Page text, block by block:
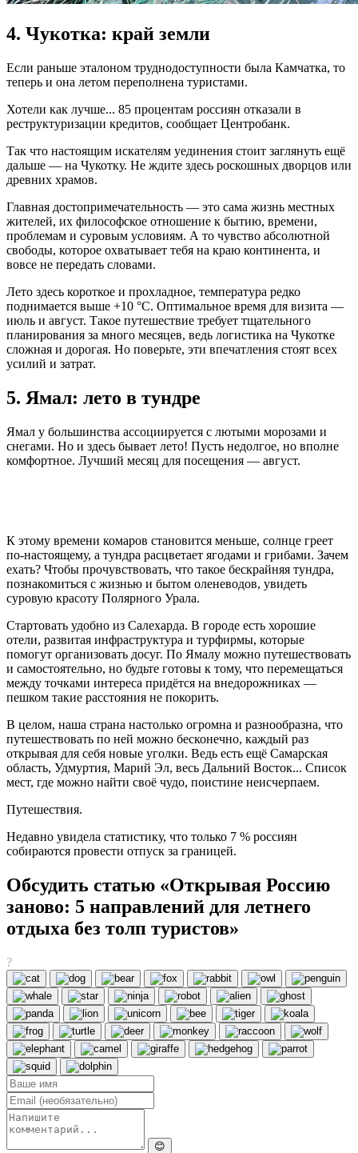
4. Чукотка: край земли
Если раньше эталоном труднодоступности была Камчатка, то
теперь и она летом переполнена туристами.
Хотели как лучше... 85 процентам россиян отказали в
реструктуризации кредитов, сообщает Центробанк.
Так что настоящим искателям уединения стоит заглянуть ещё
дальше — на Чукотку. Не ждите здесь роскошных дворцов или
древних храмов.
Главная достопримечательность — это сама жизнь местных
жителей, их философское отношение к бытию, времени,
проблемам и суровым условиям. А то чувство абсолютной
свободы, которое охватывает тебя на краю континента, и
вовсе не передать словами.
Лето здесь короткое и прохладное, температура редко
поднимается выше +10 °C. Оптимальное время для визита —
июль и август. Такое путешествие требует тщательного
планирования за много месяцев, ведь логистика на Чукотке
сложная и дорогая. Но поверьте, эти впечатления стоят всех
усилий и затрат.
5. Ямал: лето в тундре
Ямал у большинства ассоциируется с лютыми морозами и
снегами. Но и здесь бывает лето! Пусть недолгое, но вполне
комфортное. Лучший месяц для посещения — август.
К этому времени комаров становится меньше, солнце греет
по-настоящему, а тундра расцветает ягодами и грибами. Зачем
ехать? Чтобы прочувствовать, что такое бескрайняя тундра,
познакомиться с жизнью и бытом оленеводов, увидеть
суровую красоту Полярного Урала.
Стартовать удобно из Салехарда. В городе есть хорошие
отели, развитая инфраструктура и турфирмы, которые
помогут организовать досуг. По Ямалу можно путешествовать
и самостоятельно, но будьте готовы к тому, что перемещаться
между точками интереса придётся на внедорожниках —
пешком такие расстояния не покорить.
В целом, наша страна настолько огромна и разнообразна, что
путешествовать по ней можно бесконечно, каждый раз
открывая для себя новые уголки. Ведь есть ещё Самарская
область, Удмуртия, Марий Эл, весь Дальний Восток... Список
мест, где можно найти своё чудо, поистине неисчерпаем.
Путешествия.
Недавно увидела статистику, что только 7 % россиян
собираются провести отпуск за границей.
Обсудить статью «Открывая Россию
заново: 5 направлений для летнего
отдыха без толп туристов»
?
😊